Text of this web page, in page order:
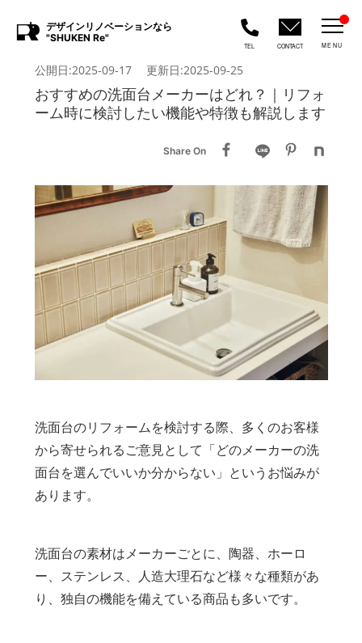
デザインリノベーションなら
"SHUKEN Re"
TEL CONTACT MENU
公開日:2025-09-17 更新日:2025-09-25
おすすめの洗面台メーカーはどれ？｜リフォ
ーム時に検討したい機能や特徴も解説します
Share On
洗面台のリフォームを検討する際、多くのお客様
から寄せられるご意見として「どのメーカーの洗
面台を選んでいいか分からない」というお悩みが
あります。
洗面台の素材はメーカーごとに、陶器、ホーロ
ー、ステンレス、人造大理石など様々な種類があ
り、独自の機能を備えている商品も多いです。